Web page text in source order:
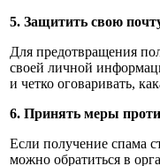
5. Защитить свою
Для предотвращения
своей личной
и четко оговаривать,
6. Принять меры
Если получение спама
можно обратиться в